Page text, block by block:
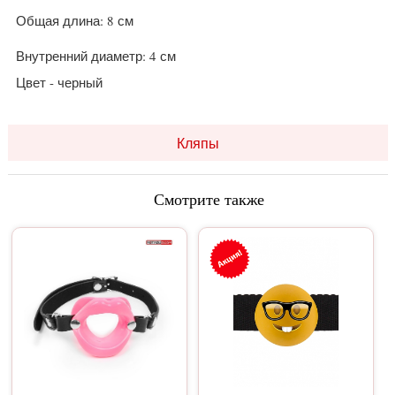
Общая длина: 8 см
Внутренний диаметр: 4 см
Цвет - черный
Кляпы
Смотрите также